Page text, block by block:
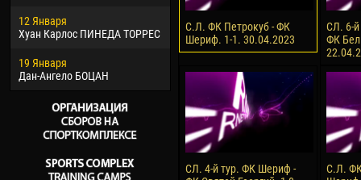
12 Января
Хуан Карлос ПИНЕДА ТОРРЕС
19 Января
Дан-Ангело БОЦАН
26 Марта
Витор Уго Морайс де
ОЛИВЕЙРА
Раи ЛОПЕС ДЕ ОЛИВЕЙРА
10
15
С.Л. ФК Петрокуб - ФК
Шериф. 1-1. 30.04.2023
СЛ. 6-
ФК
СЛ. 4-й тур. ФК Шериф -
С.Л.